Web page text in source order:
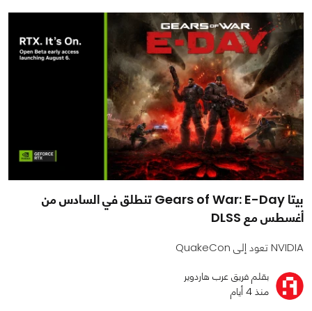
بيتا Gears of War: E-Day تنطلق في السادس من
أغسطس مع DLSS
NVIDIA تعود إلى QuakeCon
بقلم فريق عرب هاردوير
منذ 4 أيام